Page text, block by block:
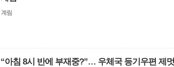
계림
“아침 8시 반에 부재중?”… 우체국 등기우편 제